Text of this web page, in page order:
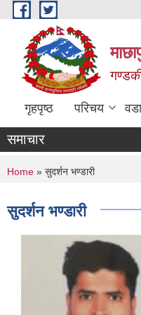
Skip to main content
गृहपृष्ठ परिचय
समाचार
You are here
Home » सुदर्शन भण्डारी
सुदर्शन भण्डारी